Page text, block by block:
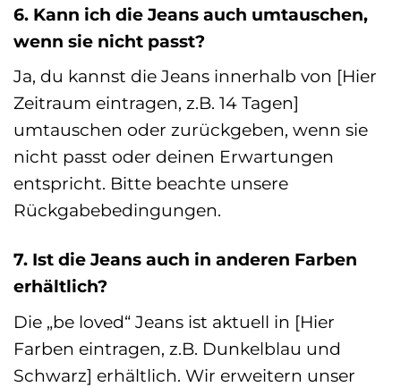
6. Kann ich die Jeans auch umtauschen,
wenn sie nicht passt?
Ja, du kannst die Jeans innerhalb von [Hier
Zeitraum eintragen, z.B. 14 Tagen]
umtauschen oder zurückgeben, wenn sie
nicht passt oder deinen Erwartungen
entspricht. Bitte beachte unsere
Rückgabebedingungen.
7. Ist die Jeans auch in anderen Farben
erhältlich?
Die „be loved“ Jeans ist aktuell in [Hier
Farben eintragen, z.B. Dunkelblau und
Schwarz] erhältlich. Wir erweitern unser